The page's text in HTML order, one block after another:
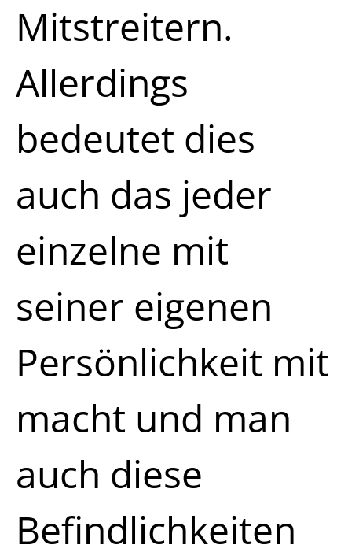
Mitstreitern.
Allerdings
bedeutet dies
auch das jeder
einzelne mit
seiner eigenen
Persönlichkeit mit
macht und man
auch diese
Befindlichkeiten